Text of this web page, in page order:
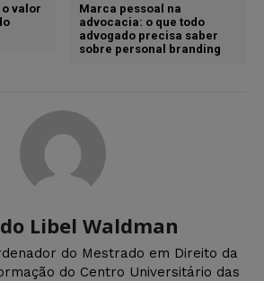
valor
Marca pessoal na
advocacia: o que todo
advogado precisa saber
sobre personal branding
Libel Waldman
do Mestrado em Direito da
do Centro Universitário das